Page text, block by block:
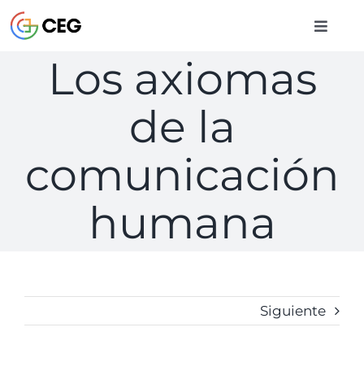
al
contenido
Toggle
BIBLIOTECA
Los axiomas
de la
comunicación
humana
Siguiente